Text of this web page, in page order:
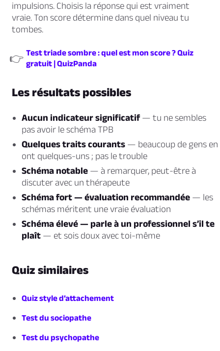
impulsions. Choisis la réponse qui est vraiment
vraie. Ton score détermine dans quel niveau tu
tombes.
👉 Test triade sombre : quel est mon score ? Quiz
gratuit | QuizPanda
Les résultats possibles
Aucun indicateur significatif— tu ne sembles
pas avoir le schéma TPB
Quelques traits courants — beaucoup de gens en
ont quelques-uns ; pas le trouble
Schéma notable — à remarquer, peut-être à
discuter avec un thérapeute
Schéma fort — évaluation recommandée — les
schémas méritent une vraie évaluation
Schéma élevé — parle à un professionnel s’il te
plaît — et sois doux avec toi-même
Quiz similaires
Quiz style d’attachement
Test du sociopathe
Test du psychopathe